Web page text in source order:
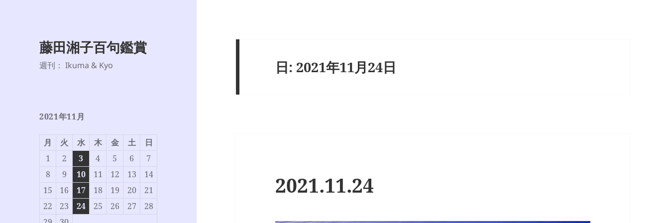
藤田湘子百句鑑賞
週刊： Ikuma & Kyo
2021年11月
月 火 水 木 金 土
日
1
2 3 4 5 6
7
8
9 10 11 12 13
14
15
16 17 18 19 20
21
22
23 24 25 26 27
28
日: 2021年11月24日
2021.11.24